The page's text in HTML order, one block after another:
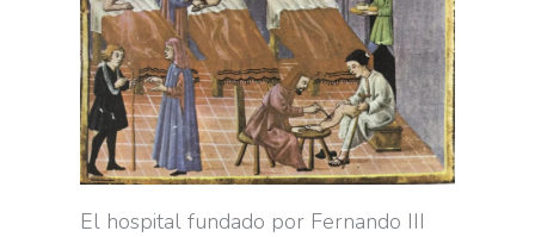
El hospital fundado por Fernando III